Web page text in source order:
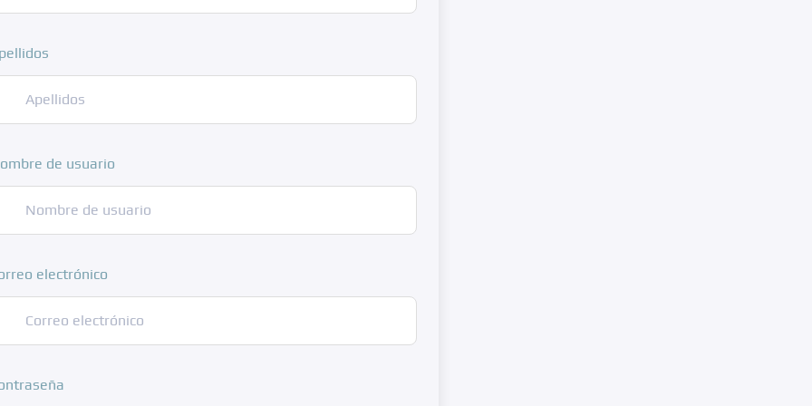
de usuario
electrónico